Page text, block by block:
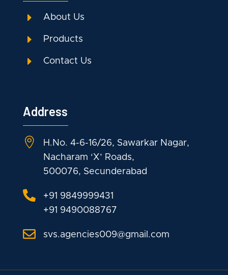
E About Us
E Products
E Contact Us
Address

H.No. 4-6-16/26, Sawarkar Nagar,
Nacharam ‘X’ Roads,
500076, Secunderabad

+91 9849999431
+91 9490088767
 svs.agencies009@gmail.com